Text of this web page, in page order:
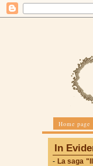
Home page
In
- La saga